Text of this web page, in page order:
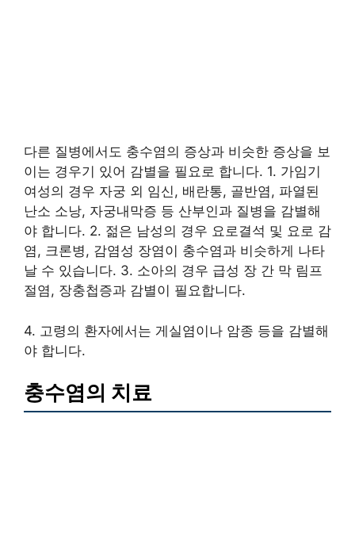
다른 질병에서도 충수염의 증상과 비슷한 증상을 보
이는 경우기 있어 감별을 필요로 합니다. 1. 가임기
여성의 경우 자궁 외 임신, 배란통, 골반염, 파열된
난소 소낭, 자궁내막증 등 산부인과 질병을 감별해
야 합니다. 2. 젊은 남성의 경우 요로결석 및 요로 감
염, 크론병, 감염성 장염이 충수염과 비슷하게 나타
날 수 있습니다. 3. 소아의 경우 급성 장 간 막 림프
절염, 장충첩증과 감별이 필요합니다.
4. 고령의 환자에서는 게실염이나 암종 등을 감별해
야 합니다.
충수염의 치료